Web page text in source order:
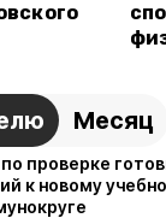
Месяц
проверке
к новому